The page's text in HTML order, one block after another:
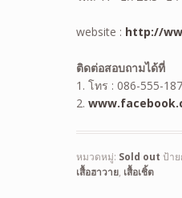
website : http://
ติดต่อสอบถามได้ที่
1. โทร : 086-555-
2.
หมวดหมู่: Sold out ป้า
เสื้อฮาวาย, เสื้อเชิ้ต